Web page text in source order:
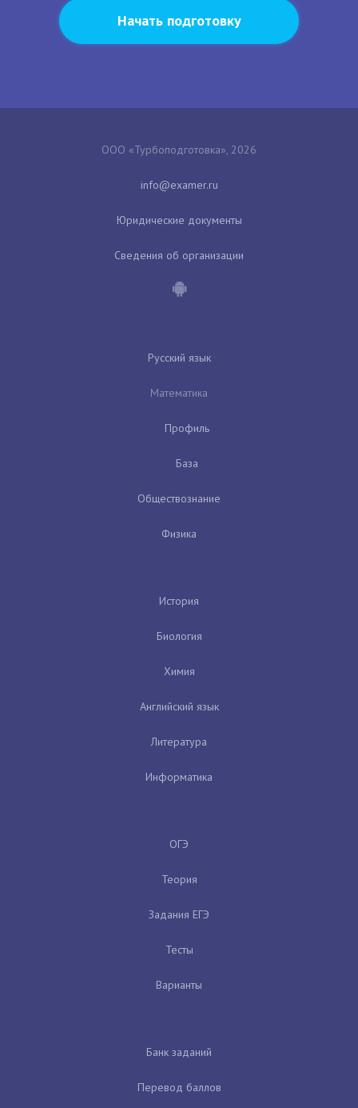
Начать подготовку
ООО «Турбоподготовка», 2026
Юридические документы
Сведения об организации
Русский язык
Математика
Профиль
База
Обществознание
Физика
История
Биология
Химия
Английский язык
Литература
Информатика
ОГЭ
Теория
Задания ЕГЭ
Тесты
Варианты
Банк заданий
Перевод баллов